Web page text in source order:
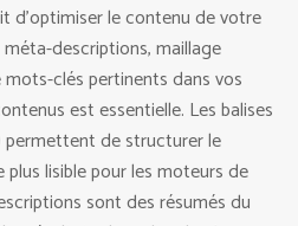
d’optimiser le contenu de votre
descriptions, maillage
mots-clés pertinents dans vos
est essentielle. Les balises
permettent de structurer le
lisible pour les moteurs de
sont des résumés du